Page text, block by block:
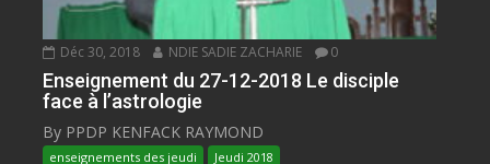
Déc 30, 2018 NDIE SADIE ZACHARIE 0
Enseignement du 27-12-2018 Le disciple
face à l’astrologie
By PPDP KENFACK RAYMOND
enseignements des jeudi Jeudi 2018